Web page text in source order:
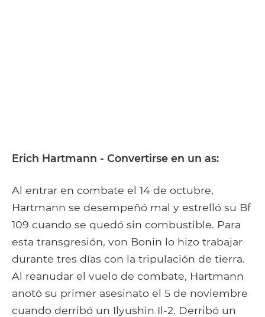
Erich Hartmann - Convertirse en un as:
Al entrar en combate el 14 de octubre,
Hartmann se desempeñó mal y estrelló su Bf
109 cuando se quedó sin combustible. Para
esta transgresión, von Bonin lo hizo trabajar
durante tres días con la tripulación de tierra.
Al reanudar el vuelo de combate, Hartmann
anotó su primer asesinato el 5 de noviembre
cuando derribó un Ilyushin Il-2. Derribó un